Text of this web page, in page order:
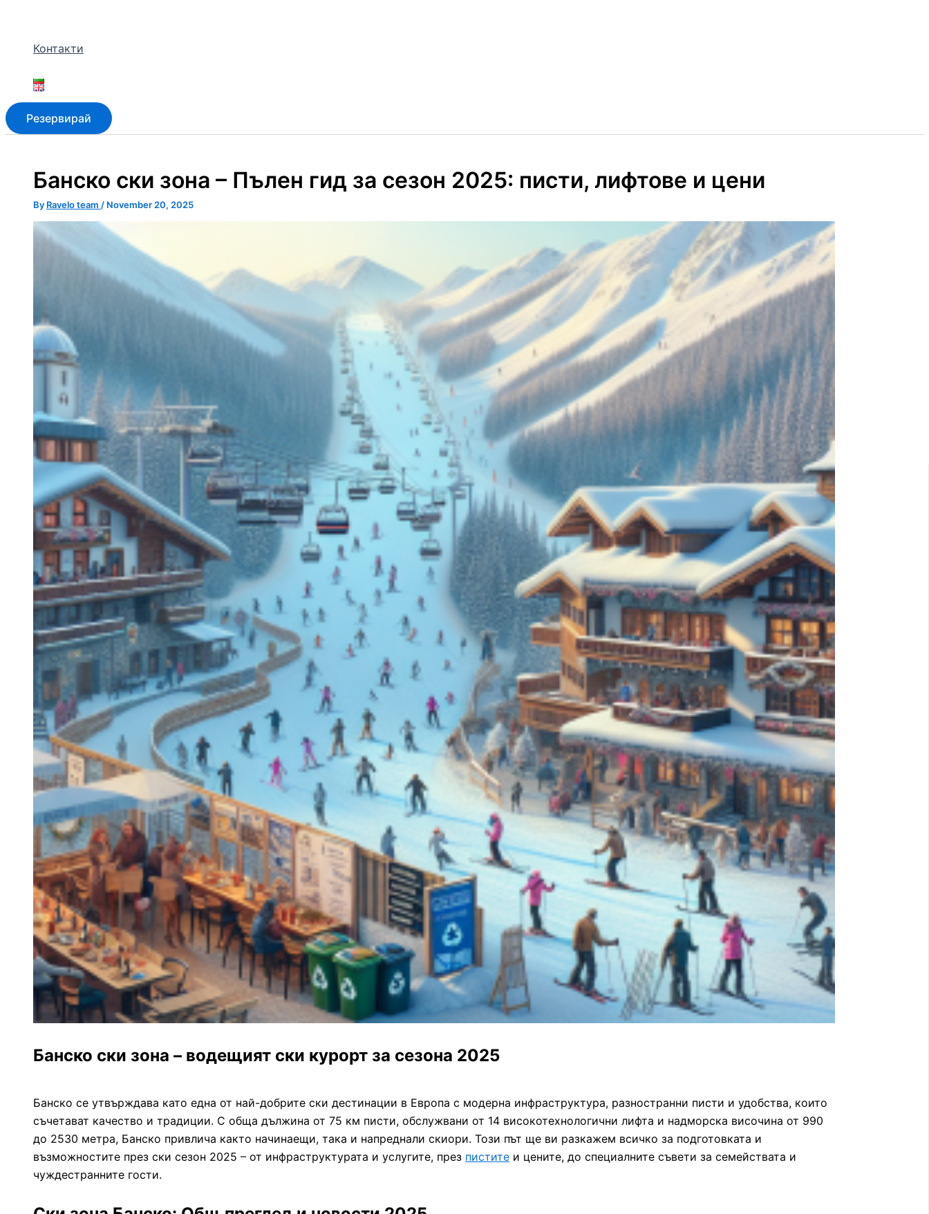
Контакти
Резервирай
Банско ски зона – Пълен гид за сезон 2025: писти, лифтове и цени
By Ravelo team / November 20, 2025
Банско ски зона – водещият ски курорт за сезона 2025
Банско се утвърждава като една от най-добрите ски дестинации в Европа с модерна инфраструктура, разностранни писти и удобства, които
съчетават качество и традиции. С обща дължина от 75 км писти, обслужвани от 14 високотехнологични лифта и надморска височина от 990
до 2530 метра, Банско привлича както начинаещи, така и напреднали скиори. Този път ще ви разкажем всичко за подготовката и
възможностите през ски сезон 2025 – от инфраструктурата и услугите, през пистите и цените, до специалните съвети за семействата и
чуждестранните гости.